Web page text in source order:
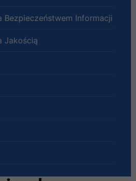
Bezpieczeństwem Informacji
Jakością